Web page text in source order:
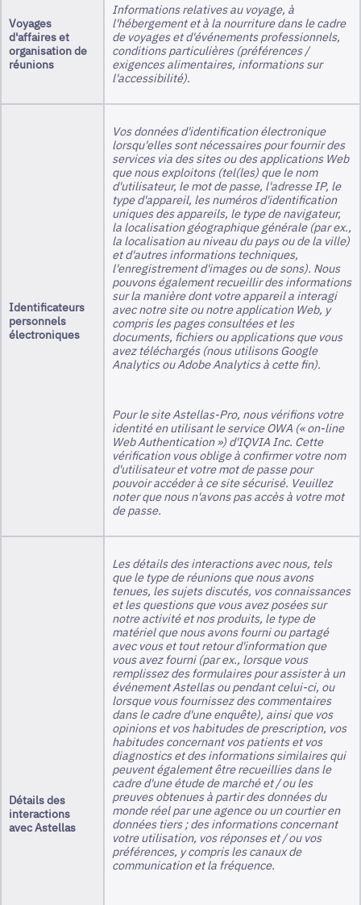
Voyages
d'affaires et
organisation de
réunions
Informations relatives au voyage, à
l'hébergement et à la nourriture dans le cadre
de voyages et d'événements professionnels,
conditions particulières (préférences /
exigences alimentaires, informations sur
l'accessibilité).
Identificateurs
personnels
électroniques
Vos données d'identification électronique
lorsqu'elles sont nécessaires pour fournir des
services via des sites ou des applications Web
que nous exploitons (tel(les) que le nom
d'utilisateur, le mot de passe, l'adresse IP, le
type d'appareil, les numéros d'identification
uniques des appareils, le type de navigateur,
la localisation géographique générale (par ex.,
la localisation au niveau du pays ou de la ville)
et d'autres informations techniques,
l'enregistrement d'images ou de sons). Nous
pouvons également recueillir des informations
sur la manière dont votre appareil a interagi
avec notre site ou notre application Web, y
compris les pages consultées et les
documents, fichiers ou applications que vous
avez téléchargés (nous utilisons Google
Analytics ou Adobe Analytics à cette fin).
Pour le site Astellas-Pro, nous vérifions votre
identité en utilisant le service OWA (« on-line
Web Authentication ») d'IQVIA Inc. Cette
vérification vous oblige à confirmer votre nom
d'utilisateur et votre mot de passe pour
pouvoir accéder à ce site sécurisé. Veuillez
noter que nous n'avons pas accès à votre mot
de passe.
Détails des
interactions
avec Astellas
Les détails des interactions avec nous, tels
que le type de réunions que nous avons
tenues, les sujets discutés, vos connaissances
et les questions que vous avez posées sur
notre activité et nos produits, le type de
matériel que nous avons fourni ou partagé
avec vous et tout retour d'information que
vous avez fourni (par ex., lorsque vous
remplissez des formulaires pour assister à un
événement Astellas ou pendant celui-ci, ou
lorsque vous fournissez des commentaires
dans le cadre d'une enquête), ainsi que vos
opinions et vos habitudes de prescription, vos
habitudes concernant vos patients et vos
diagnostics et des informations similaires qui
peuvent également être recueillies dans le
cadre d'une étude de marché et / ou les
preuves obtenues à partir des données du
monde réel par une agence ou un courtier en
données tiers ; des informations concernant
votre utilisation, vos réponses et / ou vos
préférences, y compris les canaux de
communication et la fréquence.